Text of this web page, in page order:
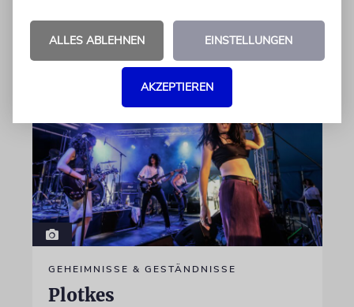
von Lennart Wilsch
GEHEIMNISSE & GESTÄNDNISSE
Plotkes
ALLES ABLEHNEN EINSTELLUNGEN
AKZEPTIEREN